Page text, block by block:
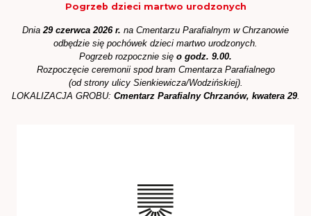
Pogrzeb dzieci martwo urodzonych
Dnia29 czerwca 2026 r. na Cmentarzu Parafialnym w Chrzanowie
odbędzie się pochówek dzieci martwo urodzonych.
Pogrzeb rozpocznie się o godz. 9.00.
Rozpoczęcie ceremonii spod bram Cmentarza Parafialnego
(od strony ulicy Sienkiewicza/Wodzińskiej).
LOKALIZACJA GROBU: Cmentarz Parafialny Chrzanów, kwatera 29.